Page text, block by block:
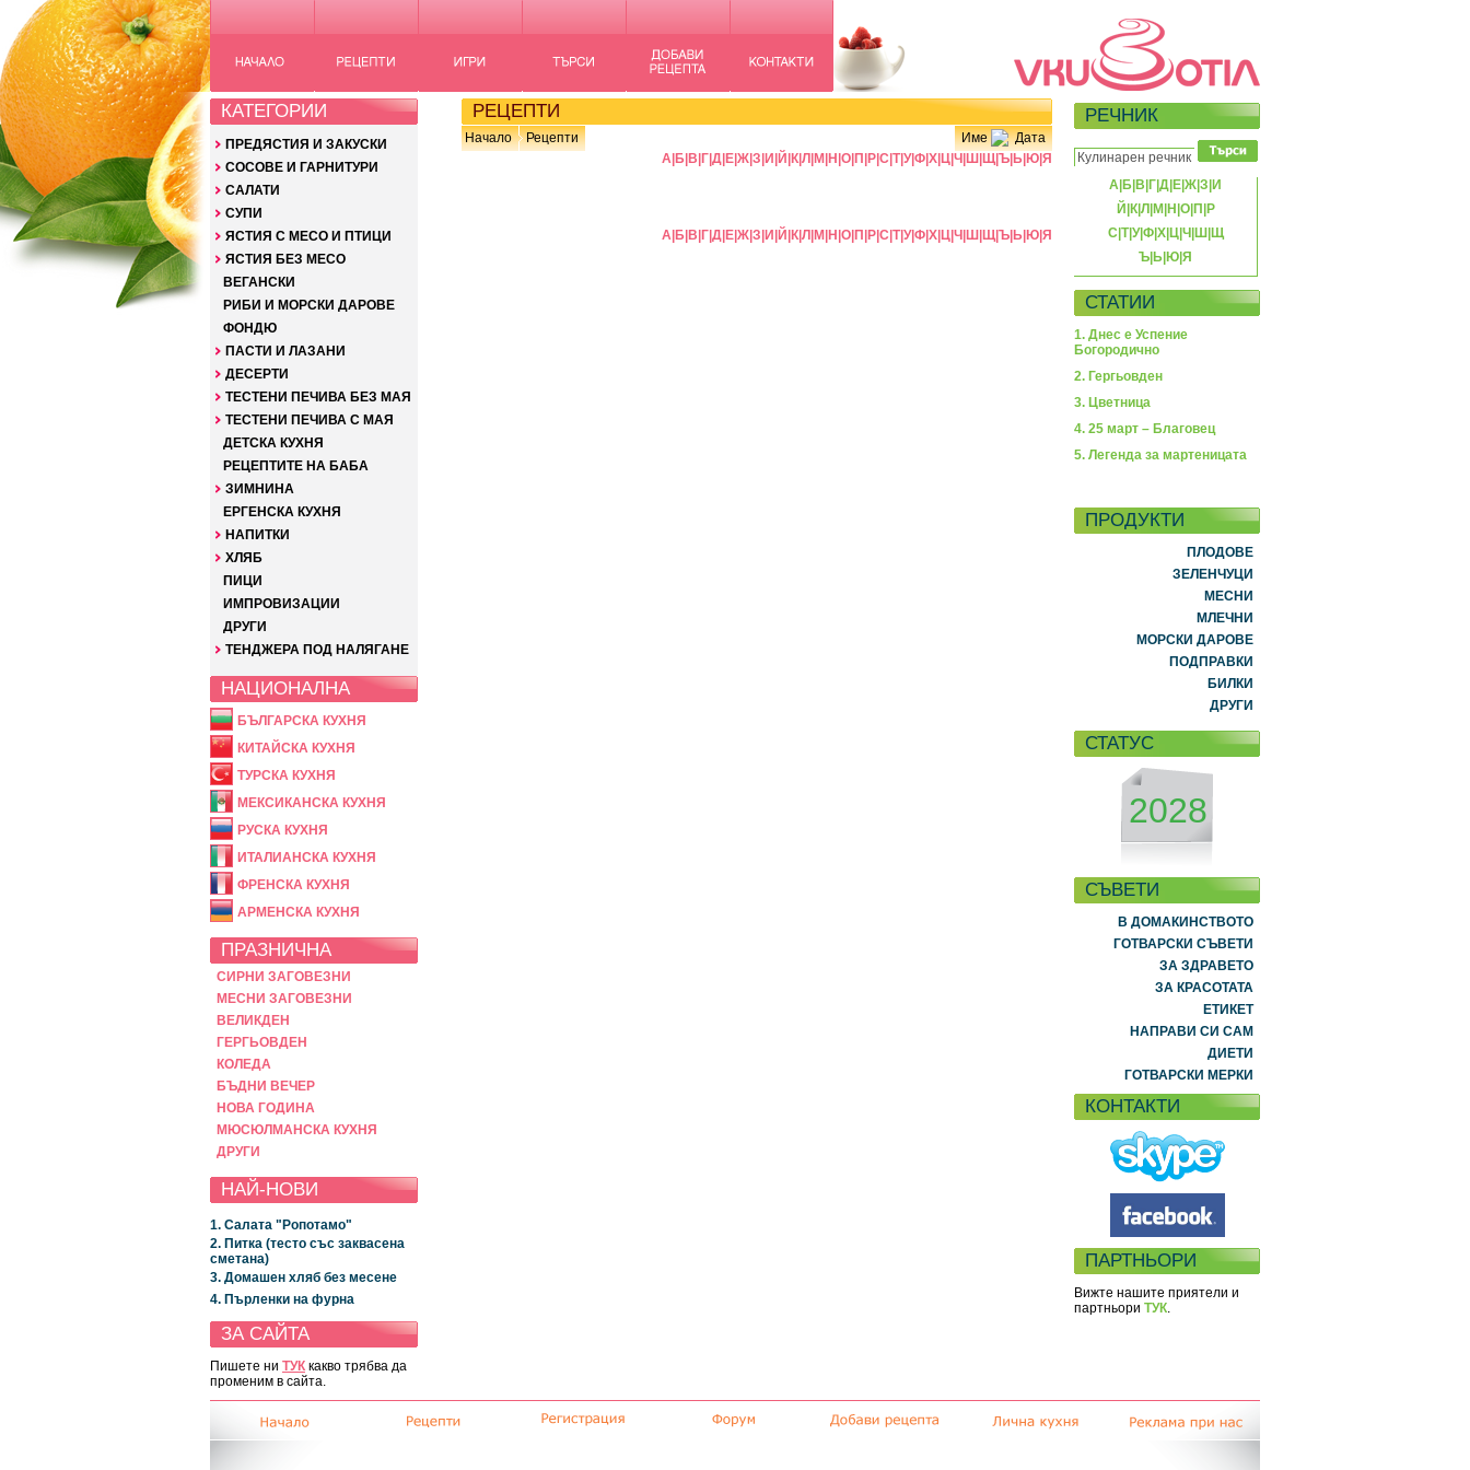
КАТЕГОРИИ
ПРЕДЯСТИЯ И ЗАКУСКИ
СОСОВЕ И ГАРНИТУРИ
САЛАТИ
СУПИ
ЯСТИЯ С МЕСО И ПТИЦИ
ЯСТИЯ БЕЗ МЕСО
ВЕГАНСКИ
РИБИ И МОРСКИ ДАРОВЕ
ФОНДЮ
ПАСТИ И ЛАЗАНИ
ДЕСЕРТИ
ТЕСТЕНИ ПЕЧИВА БЕЗ МАЯ
ТЕСТЕНИ ПЕЧИВА С МАЯ
ДЕТСКА КУХНЯ
РЕЦЕПТИТЕ НА БАБА
ЗИМНИНА
ЕРГЕНСКА КУХНЯ
НАПИТКИ
ХЛЯБ
ПИЦИ
ИМПРОВИЗАЦИИ
ДРУГИ
ТЕНДЖЕРА ПОД НАЛЯГАНЕ
НАЦИОНАЛНА
БЪЛГАРСКА КУХНЯ
КИТАЙСКА КУХНЯ
ТУРСКА КУХНЯ
МЕКСИКАНСКА КУХНЯ
РУСКА КУХНЯ
ИТАЛИАНСКА КУХНЯ
ФРЕНСКА КУХНЯ
АРМЕНСКА КУХНЯ
ПРАЗНИЧНА
СИРНИ ЗАГОВЕЗНИ
МЕСНИ ЗАГОВЕЗНИ
ВЕЛИКДЕН
ГЕРГЬОВДЕН
КОЛЕДА
БЪДНИ ВЕЧЕР
НОВА ГОДИНА
МЮСЮЛМАНСКА КУХНЯ
ДРУГИ
НАЙ-НОВИ
1. Салата "Ропотамо"
2. Питка (тесто със заквасена
сметана)
3. Домашен хляб без месене
4. Пърленки на фурна
ЗА САЙТА
Пишете ни ТУК какво трябва да
променим в сайта.
РЕЦЕПТИ
Начало Рецепти Име
Дата
А Б В Г Д Е Ж З И Й К Л М Н О П Р С Т|У|Ф Х Ц Ч Ш Щ Ъ Ь Ю Я
А Б В Г Д Е Ж З И Й К Л М Н О П Р С Т|У|Ф Х Ц Ч Ш Щ Ъ Ь Ю Я
РЕЧНИК
А Б В Г Д Е Ж З И
Й К| Л М Н О| П Р
С Т|У|Ф| Х| Ц| Ч Ш Щ
Ъ Ь Ю Я
СТАТИИ
1. Днес е Успение
Богородично
2. Гергьовден
3. Цветница
4. 25 март – Благовец
5. Легенда за мартеницата
ПРОДУКТИ
ПЛОДОВЕ
ЗЕЛЕНЧУЦИ
МЕСНИ
МЛЕЧНИ
МОРСКИ ДАРОВЕ
ПОДПРАВКИ
БИЛКИ
ДРУГИ
СТАТУС
2028
СЪВЕТИ
В ДОМАКИНСТВОТО
ГОТВАРСКИ СЪВЕТИ
ЗА ЗДРАВЕТО
ЗА КРАСОТАТА
ЕТИКЕТ
НАПРАВИ СИ САМ
ДИЕТИ
ГОТВАРСКИ МЕРКИ
КОНТАКТИ
ПАРТНЬОРИ
Вижте нашите приятели и
партньори ТУК.